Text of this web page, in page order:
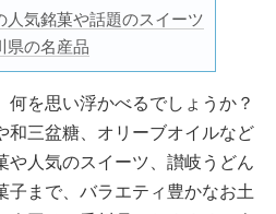
人気銘菓や話題のスイーツ
県の名産品
何を思い浮かべるでしょうか？
和三盆糖、オリーブオイルなど
や人気のスイーツ、讃岐うどん
子まで、バラエティ豊かなお土